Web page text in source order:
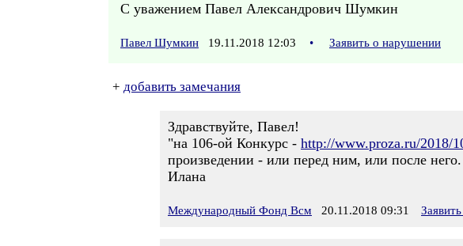
С уважением Павел Александрович Шумкин
Павел Шумкин 19.11.2018 12:03 • Заявить о нарушении
+ добавить замечания
Здравствуйте, Павел!
"на 106-ой Конкурс - http://www.proza.ru/2018/
произведении - или перед ним, или после него.
Илана
Международный Фонд Всм 20.11.2018 09:31